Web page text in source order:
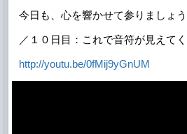
今日も、心を響かせて参りましょう
／１０日目：これで音符が見えて
http://youtu.be/0fMij9yGnUM